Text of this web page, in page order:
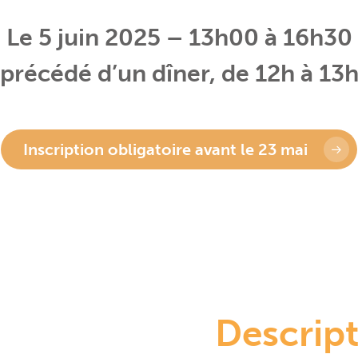
Le 5 juin 2025 – 13h00 à 16h30
d’un dîner, de 12h à
Inscription obligatoire avant le 23 mai